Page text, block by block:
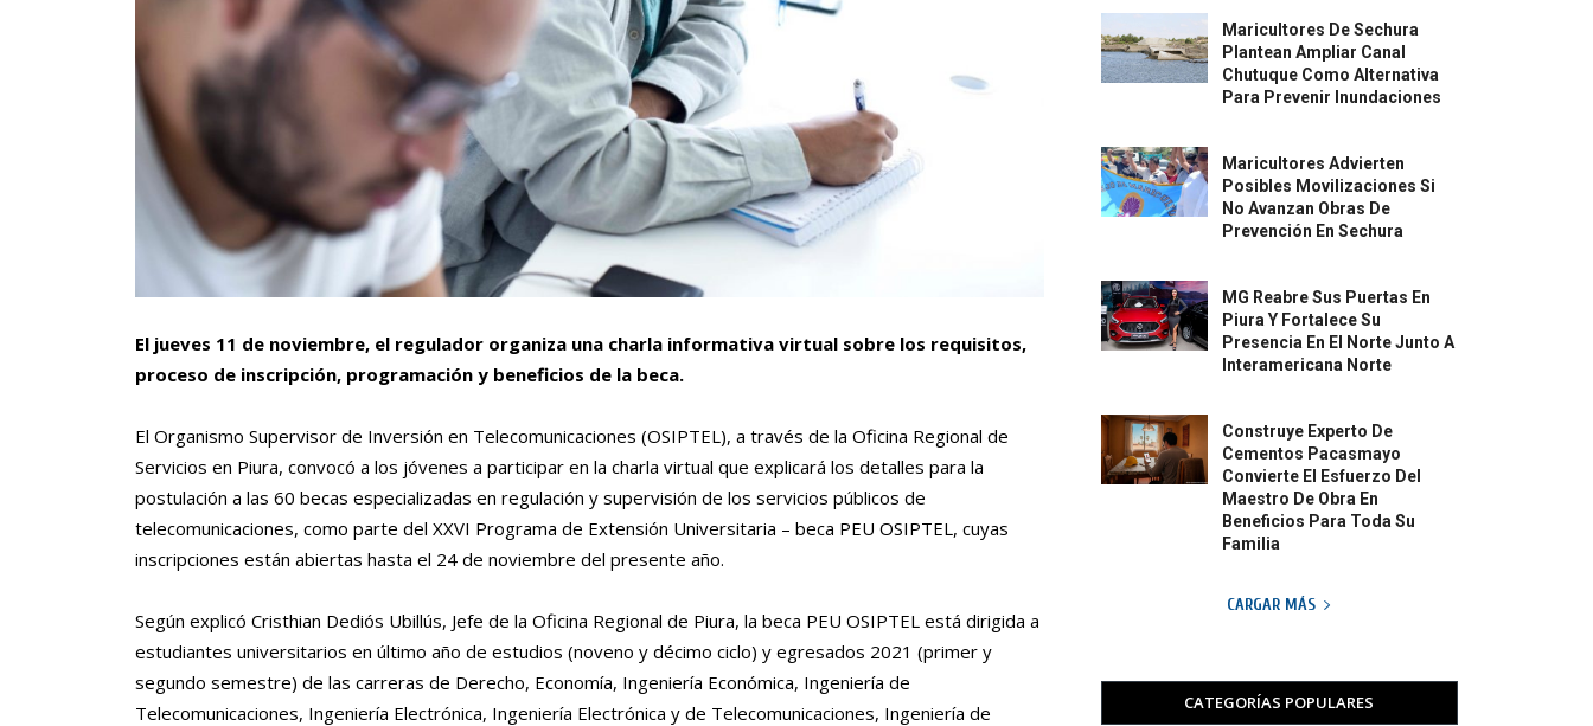
El jueves 11 de noviembre, el regulador organiza una charla informativa virtual sobre los requisitos,
proceso de inscripción, programación y beneficios de la beca.
El Organismo Supervisor de Inversión en Telecomunicaciones (OSIPTEL), a través de la Oficina Regional de
Servicios en Piura, convocó a los jóvenes a participar en la charla virtual que explicará los detalles para la
postulación a las 60 becas especializadas en regulación y supervisión de los servicios públicos de
telecomunicaciones, como parte del XXVI Programa de Extensión Universitaria – beca PEU OSIPTEL, cuyas
inscripciones están abiertas hasta el 24 de noviembre del presente año.
Según explicó Cristhian Dediós Ubillús, Jefe de la Oficina Regional de Piura, la beca PEU OSIPTEL está dirigida a
estudiantes universitarios en último año de estudios (noveno y décimo ciclo) y egresados 2021 (primer y
segundo semestre) de las carreras de Derecho, Economía, Ingeniería Económica, Ingeniería de
Telecomunicaciones, Ingeniería Electrónica, Ingeniería Electrónica y de Telecomunicaciones, Ingeniería de
Maricultores De Sechura
Plantean Ampliar Canal
Chutuque Como Alternativa
Para Prevenir Inundaciones
Maricultores Advierten
Posibles Movilizaciones Si
No Avanzan Obras De
Prevención En Sechura
MG Reabre Sus Puertas En
Piura Y Fortalece Su
Presencia En El Norte Junto A
Interamericana Norte
Construye Experto De
Cementos Pacasmayo
Convierte El Esfuerzo Del
Maestro De Obra En
Beneficios Para Toda Su
Familia
CARGAR MÁS
CATEGORÍAS POPULARES